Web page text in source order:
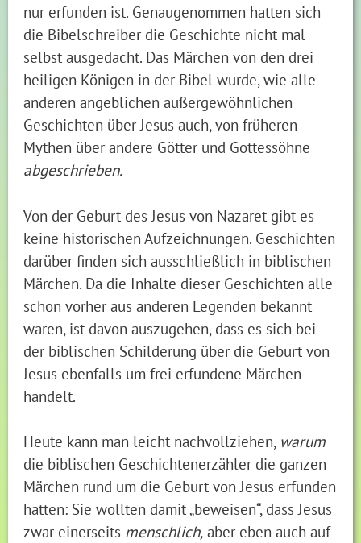
nur erfunden ist. Genaugenommen hatten sich
die Bibelschreiber die Geschichte nicht mal
selbst ausgedacht. Das Märchen von den drei
heiligen Königen in der Bibel wurde, wie alle
anderen angeblichen außergewöhnlichen
Geschichten über Jesus auch, von früheren
Mythen über andere Götter und Gottessöhne
abgeschrieben.
Von der Geburt des Jesus von Nazaret gibt es
keine historischen Aufzeichnungen. Geschichten
darüber finden sich ausschließlich in biblischen
Märchen. Da die Inhalte dieser Geschichten alle
schon vorher aus anderen Legenden bekannt
waren, ist davon auszugehen, dass es sich bei
der biblischen Schilderung über die Geburt von
Jesus ebenfalls um frei erfundene Märchen
handelt.
Heute kann man leicht nachvollziehen, warum
die biblischen Geschichtenerzähler die ganzen
Märchen rund um die Geburt von Jesus erfunden
hatten: Sie wollten damit „beweisen“, dass Jesus
zwar einerseits menschlich, aber eben auch auf